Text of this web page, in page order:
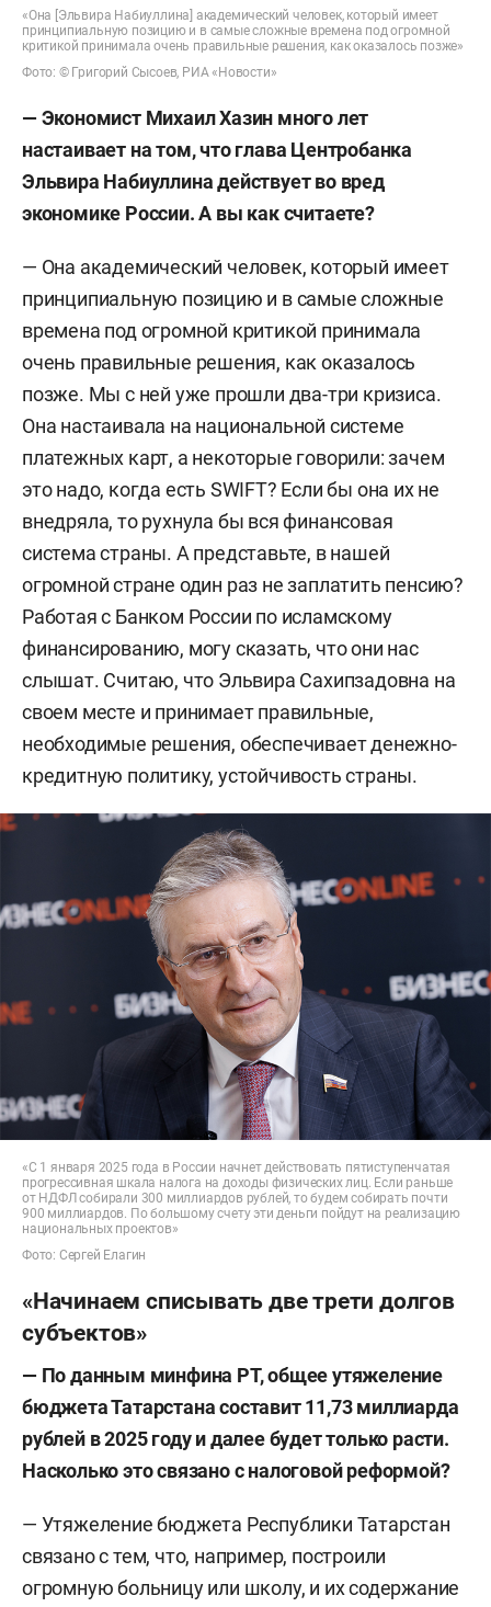
«Она [Эльвира Набиуллина] академический человек, который имеет
принципиальную позицию и в самые сложные времена под огромной
критикой принимала очень правильные решения, как оказалось позже»
Фото: © Григорий Сысоев, РИА «Новости»
— Экономист Михаил Хазин много лет
настаивает на том, что глава Центробанка
Эльвира Набиуллина действует во вред
экономике России. А вы как считаете?
— Она академический человек, который имеет
принципиальную позицию и в самые сложные
времена под огромной критикой принимала
очень правильные решения, как оказалось
позже. Мы с ней уже прошли два-три кризиса.
Она настаивала на национальной системе
платежных карт, а некоторые говорили: зачем
это надо, когда есть SWIFT? Если бы она их не
внедряла, то рухнула бы вся финансовая
система страны. А представьте, в нашей
огромной стране один раз не заплатить пенсию?
Работая с Банком России по исламскому
финансированию, могу сказать, что они нас
слышат. Считаю, что Эльвира Сахипзадовна на
своем месте и принимает правильные,
необходимые решения, обеспечивает денежно-
кредитную политику, устойчивость страны.
«С 1 января 2025 года в России начнет действовать пятиступенчатая
прогрессивная шкала налога на доходы физических лиц. Если раньше
от НДФЛ собирали 300 миллиардов рублей, то будем собирать почти
900 миллиардов. По большому счету эти деньги пойдут на реализацию
национальных проектов»
Фото: Сергей Елагин
«Начинаем списывать две трети долгов
субъектов»
— По данным минфина РТ, общее утяжеление
бюджета Татарстана составит 11,73 миллиарда
рублей в 2025 году и далее будет только расти.
Насколько это связано с налоговой реформой?
— Утяжеление бюджета Республики Татарстан
связано с тем, что, например, построили
огромную больницу или школу, и их содержание